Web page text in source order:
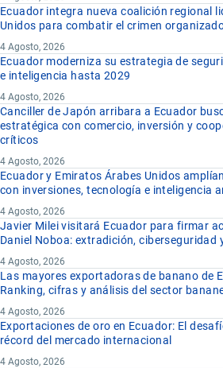
Ecuador integra nueva coalición regional
Unidos para combatir el crimen
4 Agosto, 2026
Ecuador moderniza su estrategia de
e inteligencia hasta 2029
4 Agosto, 2026
Canciller de Japón arribara a Ecuador
estratégica con comercio, inversión y
críticos
4 Agosto, 2026
Ecuador y Emiratos Árabes Unidos
con inversiones, tecnología e inteligencia
4 Agosto, 2026
Javier Milei visitará Ecuador para firmar
Daniel Noboa: extradición, ciberseguridad
4 Agosto, 2026
Las mayores exportadoras de banano de
Ranking, cifras y análisis del sector
4 Agosto, 2026
Exportaciones de oro en Ecuador: El
récord del mercado internacional
4 Agosto, 2026